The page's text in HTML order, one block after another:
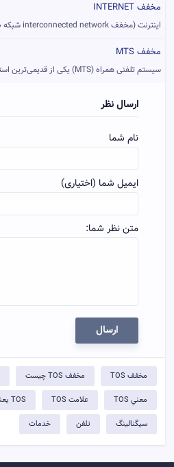
مخفف INTERNET
اینترنت (مخفف interconnected network شبکه به هم پیوسته) را ب...
مخفف MTS
سیستم تلفنی همراه (MTS) یکی از قدیمی‌ترین استانداردهای تلفن ...
ارسال نظر
نام شما
ایمیل شما (اختیاری)
متن نظر شما:
ارسال
مخفف TOS مخفف TOS چيست
معني TOS علامت TOS TOS يعني
سیگنالینگ تلفن خدمات